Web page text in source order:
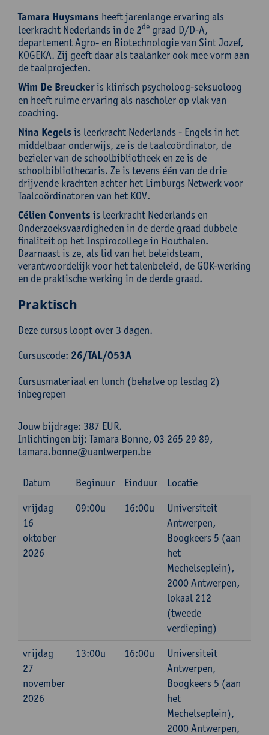
Tamara Huysmans heeft jarenlange ervaring als
leerkracht Nederlands in de 2de graad D/D-A,
departement Agro- en Biotechnologie van Sint Jozef,
KOGEKA. Zij geeft daar als taalanker ook mee vorm aan
de taalprojecten.
Wim De Breuckeris klinisch psycholoog-seksuoloog
en heeft ruime ervaring als nascholer op vlak van
coaching.
Nina Kegels is leerkracht Nederlands - Engels in het
middelbaar onderwijs, ze is de taalcoördinator, de
bezieler van de schoolbibliotheek en ze is de
schoolbibliothecaris. Ze is tevens één van de drie
drijvende krachten achter het Limburgs Netwerk voor
Taalcoördinatoren van het KOV.
Célien Convents is leerkracht Nederlands en
Onderzoeksvaardigheden in de derde graad dubbele
finaliteit op het Inspirocollege in Houthalen.
Daarnaast is ze, als lid van het beleidsteam,
verantwoordelijk voor het talenbeleid, de GOK-werking
en de praktische werking in de derde graad.
Praktisch
Deze cursus loopt over 3 dagen.
Cursuscode: 26/TAL/053A
Cursusmateriaal en lunch (behalve op lesdag 2)
inbegrepen
Jouw bijdrage: 387 EUR.
Inlichtingen bij: Tamara Bonne, 03 265 29 89,
tamara.bonne@uantwerpen.be
Datum Beginuur Einduur
Locatie
vrijdag
16
oktober
2026
09:00u 16:00u
Universiteit
Antwerpen,
Boogkeers 5 (aan
het
Mechelseplein),
2000 Antwerpen,
lokaal 212
(tweede
verdieping)
vrijdag
27
november
2026
13:00u 16:00u
Universiteit
Antwerpen,
Boogkeers 5 (aan
het
Mechelseplein),
2000 Antwerpen,